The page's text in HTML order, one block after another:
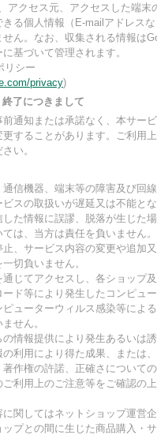
アクセス元、アクセスした端末
る個人情報（E-mailアドレス
ん。なお、収集される情報は
基づいて管理されます。
リシー
privacy)
了につきまして
通知または承諾なく、本サー
することがあります。ご利用
い。
信機器、端末等の障害及び回
スの取扱いが遅延又は不能とな
た情報に誤謬、脱落が生じた
は、当方は責任を負いません。
、サービス内容の変更や追加
切負いません。
じてアクセスし、各ショップ
ド等により発生したコンピュ
ューターウィルス感染等によ
せん。
情報提供により発生あるいは
利用により得た成果、または
作権の許諾、正確さについて
ご利用上のご注意等をご確認の
関してはネットショップ運営
プとの間に生じた商品購入・